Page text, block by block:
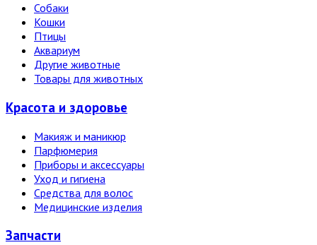
Собаки
Кошки
Птицы
Аквариум
Другие животные
Товары для животных
Красота и здоровье
Макияж и маникюр
Парфюмерия
Приборы и аксессуары
Уход и гигиена
Средства для волос
Медицинские изделия
Запчасти